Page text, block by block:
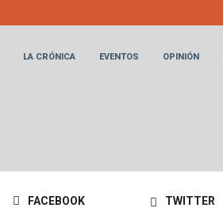
LA CRÓNICA EVENTOS OPINIÓN
FACEBOOK
TWITTER